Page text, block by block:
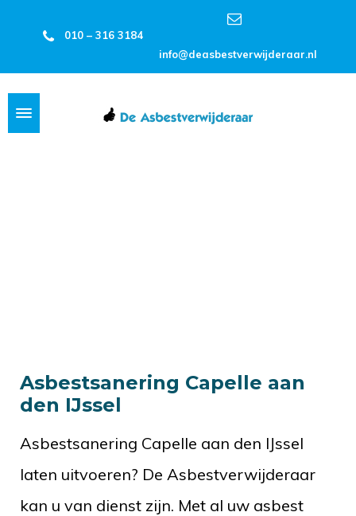
010 – 316 3184
info@deasbestverwijderaar.nl
Asbestsanering Capelle aan
den IJssel
Asbestsanering Capelle aan den IJssel
laten uitvoeren? De Asbestverwijderaar
kan u van dienst zijn. Met al uw asbest